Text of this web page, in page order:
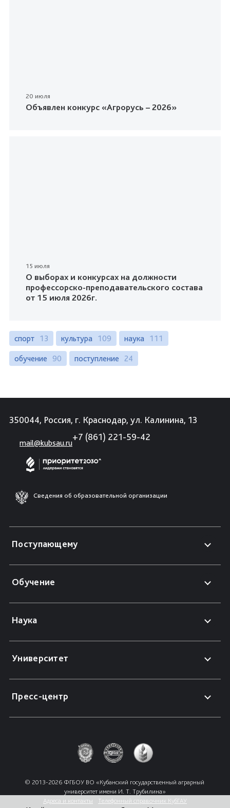
20 июля
Объявлен конкурс «Агрорусь – 2026»
15 июля
О выборах и конкурсах на должности
профессорско-преподавательского состава
от 15 июля 2026г.
спорт 13 культура 109 наука 111
обучение 90 поступление 24
350044, Россия, г. Краснодар, ул. Калинина, 13
mail@kubsau.ru
+7 (861) 221-59-42
Сведения об образовательной организации
Поступающему
Обучение
Наука
Университет
Пресс-центр
© 2013-2026 ФГБОУ ВО «Кубанский государственный аграрный
университет имени И. Т. Трубилина»
Адреса и контакты
Телефонный справочник КубГАУ